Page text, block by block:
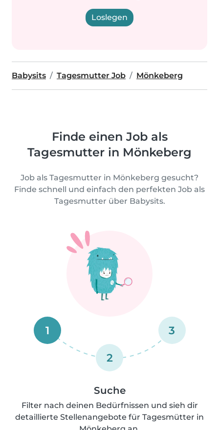
Loslegen
Babysits Tagesmutter Job Mönkeberg
Finde einen Job als
Tagesmutter in Mönkeberg
Job als Tagesmutter in Mönkeberg gesucht?
Finde schnell und einfach den perfekten Job als
Tagesmutter über Babysits.
1
2
3
Suche
Filter nach deinen Bedürfnissen und sieh dir
detaillierte Stellenangebote für Tagesmütter in